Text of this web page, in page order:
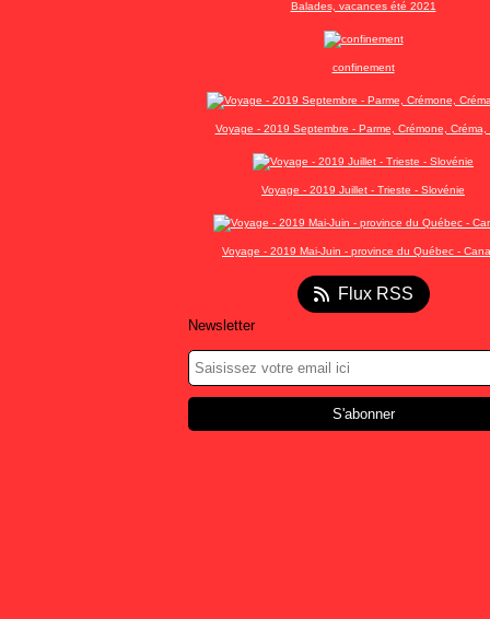
Balades, vacances été 2021
confinement
Voyage - 2019 Septembre - Parme, Crémone, Créma,
Voyage - 2019 Juillet - Trieste - Slovénie
Voyage - 2019 Mai-Juin - province du Québec -
Flux RSS
Newsletter